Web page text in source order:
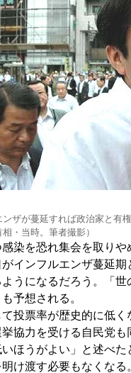
ンザが蔓延すれば政治家と有
・当時。筆者撮影）
染を恐れ集会を取りや
がインフルエンザ蔓延
うになるだろう。「
予想される。
投票率が歴史的に低く
協力を受ける自民党
ほうがよい」と述べ
け渡す必要もなくなる